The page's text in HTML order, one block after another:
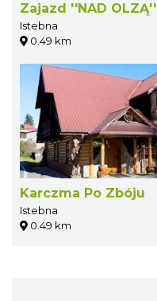
Zajazd ''NAD OLZĄ''
Istebna
0.49 km
Karczma Po Zbóju
Istebna
0.49 km